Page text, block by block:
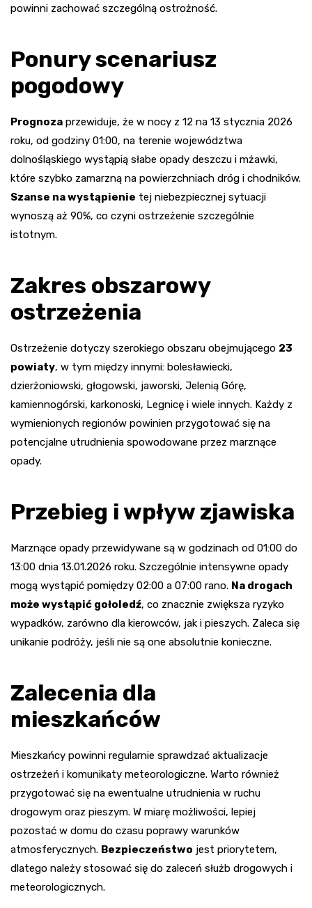
powinni zachować szczególną ostrożność.
Ponury scenariusz
pogodowy
Prognoza przewiduje, że w nocy z 12 na 13 stycznia 2026
roku, od godziny 01:00, na terenie województwa
dolnośląskiego wystąpią słabe opady deszczu i mżawki,
które szybko zamarzną na powierzchniach dróg i chodników.
Szanse na wystąpienie tej niebezpiecznej sytuacji
wynoszą aż 90%, co czyni ostrzeżenie szczególnie
istotnym.
Zakres obszarowy
ostrzeżenia
Ostrzeżenie dotyczy szerokiego obszaru obejmującego 23
powiaty, w tym między innymi: bolesławiecki,
dzierżoniowski, głogowski, jaworski, Jelenią Górę,
kamiennogórski, karkonoski, Legnicę i wiele innych. Każdy z
wymienionych regionów powinien przygotować się na
potencjalne utrudnienia spowodowane przez marznące
opady.
Przebieg i wpływ zjawiska
Marznące opady przewidywane są w godzinach od 01:00 do
13:00 dnia 13.01.2026 roku. Szczególnie intensywne opady
mogą wystąpić pomiędzy 02:00 a 07:00 rano. Na drogach
może wystąpić gołoledź, co znacznie zwiększa ryzyko
wypadków, zarówno dla kierowców, jak i pieszych. Zaleca się
unikanie podróży, jeśli nie są one absolutnie konieczne.
Zalecenia dla
mieszkańców
Mieszkańcy powinni regularnie sprawdzać aktualizacje
ostrzeżeń i komunikaty meteorologiczne. Warto również
przygotować się na ewentualne utrudnienia w ruchu
drogowym oraz pieszym. W miarę możliwości, lepiej
pozostać w domu do czasu poprawy warunków
atmosferycznych. Bezpieczeństwo jest priorytetem,
dlatego należy stosować się do zaleceń służb drogowych i
meteorologicznych.